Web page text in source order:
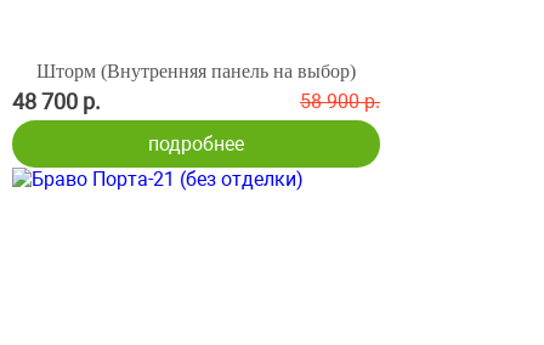
Шторм (Внутренняя панель на выбор)
48 700 р.
58 900 р.
подробнее